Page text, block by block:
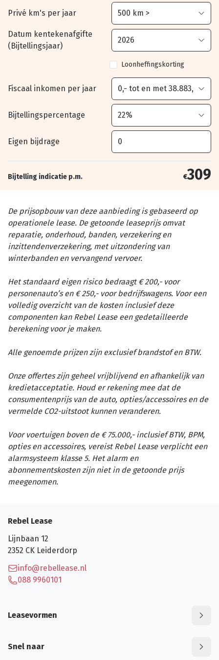
Privé km's per jaar
Datum kentekenafgifte
(Bijtellingsjaar)
Loonheffingskorting
Fiscaal inkomen per jaar
Bijtellingspercentage
Eigen bijdrage
Bijtelling indicatie p.m. €309
De prijsopbouw van deze aanbieding is gebaseerd op
operationele lease. De getoonde leaseprijs omvat
reparatie, onderhoud, banden, verzekering en
inzittendenverzekering, met uitzondering van
winterbanden en vervangend vervoer.
Het standaard eigen risico bedraagt € 200,- voor
personenauto’s en € 250,- voor bedrijfswagens. Voor een
volledig overzicht van de kosten inclusief deze
componenten kan Rebel Lease een gedetailleerde
berekening voor je maken.
Alle genoemde prijzen zijn exclusief brandstof en BTW.
Onze offertes zijn geheel vrijblijvend en afhankelijk van
kredietacceptatie. Houd er rekening mee dat de
consumentenprijs van de auto, opties/accessoires en de
vermelde CO2-uitstoot kunnen veranderen.
Voor voertuigen boven de € 75.000,- inclusief BTW, BPM,
opties en accessoires, vereist Rebel Lease verplicht een
alarmsysteem klasse 5. Het alarm en
abonnementskosten zijn niet in de getoonde prijs
meegenomen.
Rebel Lease
Lijnbaan 12
2352 CK Leiderdorp
info@rebellease.nl
088 9960101
Leasevormen
Snel naar